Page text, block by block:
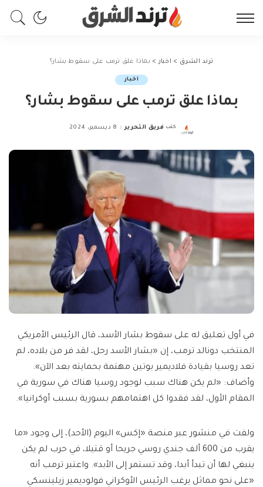
ترند الشرق > اخبار > بماذا علق ترمب على سقوط بشار؟
اخبار
بماذا علق ترمب على سقوط بشار؟
Posted
كتب فريق التحرير 8 ديسمبر، 2024
في أول تعليق له على سقوط بشار الأسد، قال الرئيس الأمريكي
المنتخب دونالد ترمب، إن «بشار الأسد رحل، لقد فر من بلاده، لم
تعد روسيا بقيادة فلاديمير بوتين مهتمة بحمايته بعد الآن».
وأضاف: «لم يكن هناك سبب لوجود روسيا هناك في سورية في
المقام الأول، لقد فقدوا كل اهتمامهم بسورية بسبب أوكرانيا».
ولفت في منشور عبر منصة «إكس» اليوم (الأحد)، إلى وجود «ما
يقرب من 600 ألف جندي روسي جريحا أو قتيلا، في حرب لم يكن
ينبغي لها أن تبدأ أبدا، وقد تستمر إلى الأبد». واعتبر ترمب أنه
«على نحو مماثل يرغب الرئيس الأوكراني فولوديمير زيلينسكي